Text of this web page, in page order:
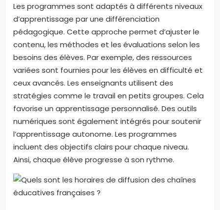
Les programmes sont adaptés à différents niveaux
d’apprentissage par une différenciation
pédagogique. Cette approche permet d’ajuster le
contenu, les méthodes et les évaluations selon les
besoins des élèves. Par exemple, des ressources
variées sont fournies pour les élèves en difficulté et
ceux avancés. Les enseignants utilisent des
stratégies comme le travail en petits groupes. Cela
favorise un apprentissage personnalisé. Des outils
numériques sont également intégrés pour soutenir
l’apprentissage autonome. Les programmes
incluent des objectifs clairs pour chaque niveau.
Ainsi, chaque élève progresse à son rythme.